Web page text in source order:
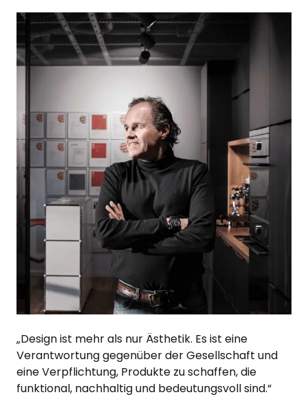
„Design ist mehr als nur Ästhetik. Es ist eine
Verantwortung gegenüber der Gesellschaft und
eine Verpflichtung, Produkte zu schaffen, die
funktional, nachhaltig und bedeutungsvoll sind.“